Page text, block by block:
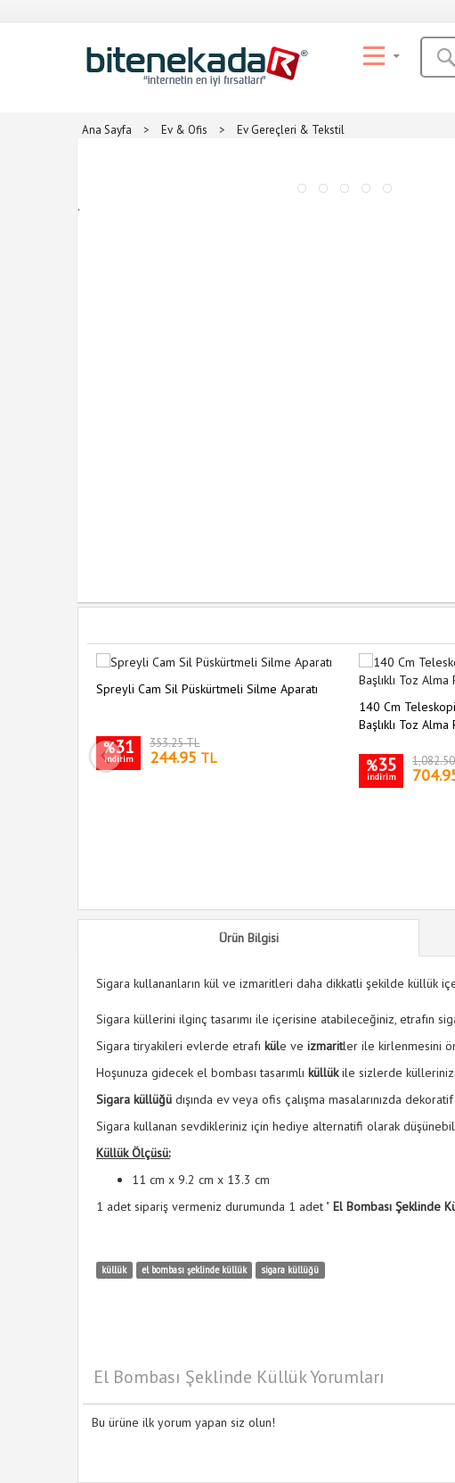
Ana Sayfa > Ev & Ofis > Ev Gereçleri & Tekstil
.
Spreyli Cam Sil Püskürtmeli Silme Aparatı
%31
indirim
353.25 TL
244.95 TL
140 Cm
Başlıklı Toz Alma
%35
indirim
Ürün Bilgisi
Sigara kullananların kül ve izmaritleri daha dikkatli şekilde küllük
Sigara küllerini ilginç tasarımı ile içerisine atabileceğiniz, etrafın
Sigara tiryakileri evlerde etrafı küle ve izmaritler ile kirlenmesini
Hoşunuza gidecek el bombası tasarımlı küllükile sizlerde küllerinizi
Sigara küllüğü dışında ev veya ofis çalışma masalarınızda
Sigara kullanan sevdikleriniz için hediye alternatifi olarak
Küllük Ölçüsü:
11 cm x 9.2 cm x 13.3 cm
1 adet sipariş vermeniz durumunda 1 adet " El Bombası Şeklinde
küllük el bombası şeklinde küllük sigara küllüğü
El Bombası Şeklinde Küllük Yorumları
Bu ürüne ilk yorum yapan siz olun!